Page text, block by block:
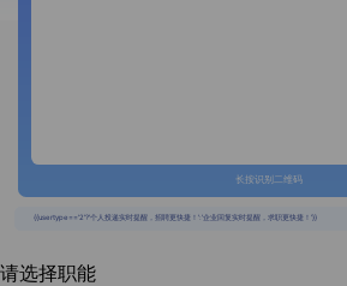
长按识别二维码
{{usertype=='2'?'个人投递实时提醒，招聘更快捷！':'企业回复实时提醒，求职更快捷！'}}
请选择职能